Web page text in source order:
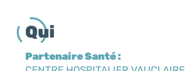
Qui
Partenaire Santé :